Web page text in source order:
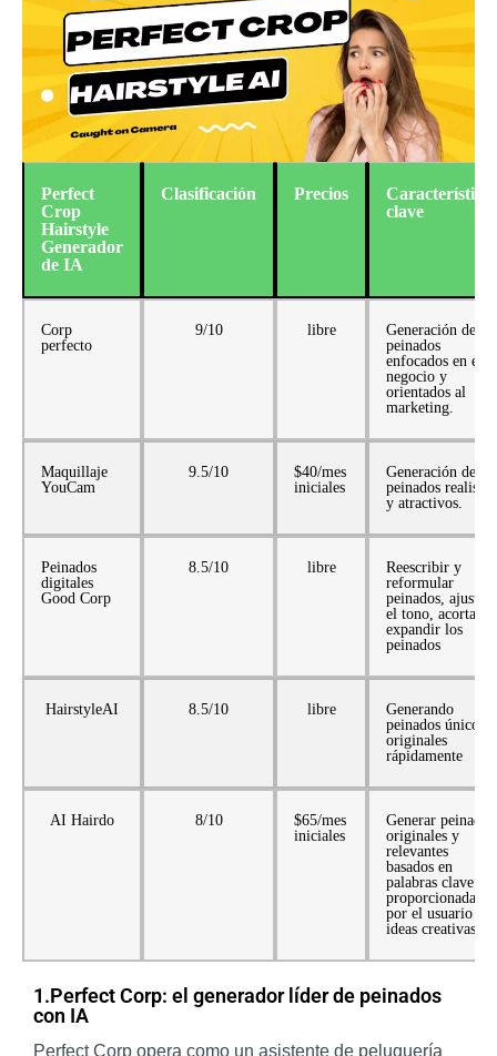
Perfect
Crop
Hairstyle
Generador
de IA
Clasificación Precios
Características
clave
Corp
perfecto
9/10 libre
Generación de
peinados
enfocados en el
negocio y
orientados al
marketing.
Maquillaje
YouCam
9.5/10
$40/mes
iniciales
Generación de
peinados realistas
y atractivos.
Peinados
digitales
Good Corp
8.5/10 libre
Reescribir y
reformular
peinados, ajustar
el tono, acortar y
expandir los
peinados
HairstyleAI 8.5/10 libre
Generando
peinados únicos y
originales
rápidamente
AI Hairdo 8/10
$65/mes
iniciales
Generar peinados
originales y
relevantes
basados en
palabras clave
proporcionadas
por el usuario e
ideas creativas
1.Perfect Corp: el generador líder de peinados
con IA
Perfect Corp opera como un asistente de peluquería